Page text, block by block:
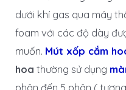
dưới khí gas qua máy
foam với các độ dày
muốn. Mút xốp cắm
hoa thường sử dụng
phân đến 5 phân (